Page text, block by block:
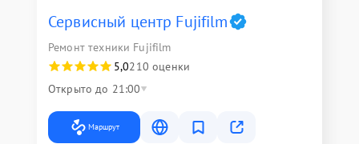
Сервисный центр Fujifilm
Ремонт техники Fujifilm
5,0210 оценки
Открыто до 21:00
Маршрут